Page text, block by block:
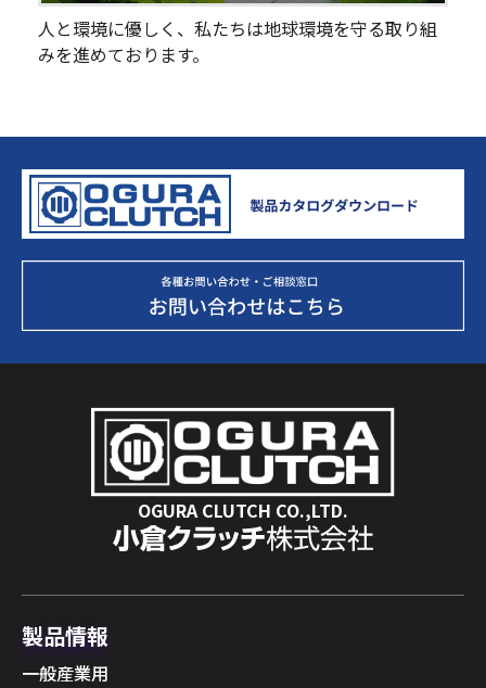
人と環境に優しく、私たちは地球環境を守る取り組
みを進めております。
OGURA CLUTCH CO.,LTD.
製品情報
一般産業用